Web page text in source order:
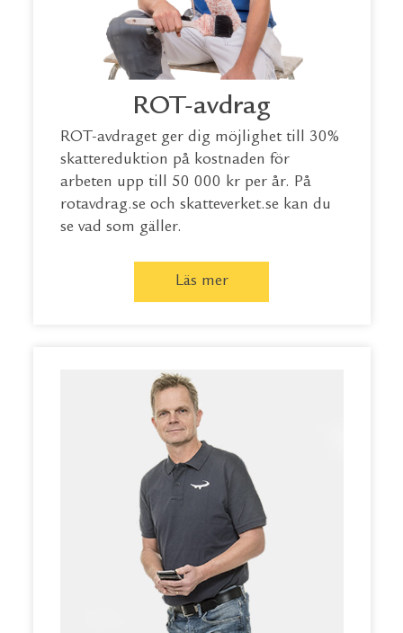
ROT-avdrag
ROT-avdraget ger dig möjlighet till 30%
skattereduktion på kostnaden för
arbeten upp till 50 000 kr per år. På
rotavdrag.se och skatteverket.se kan du
se vad som gäller.
Läs mer